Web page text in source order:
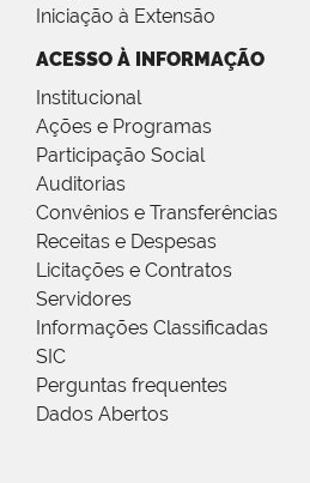
Iniciação à Extensão
ACESSO À INFORMAÇÃO
Institucional
Ações e Programas
Participação Social
Auditorias
Convênios e Transferências
Receitas e Despesas
Licitações e Contratos
Servidores
Informações Classificadas
SIC
Perguntas frequentes
Dados Abertos